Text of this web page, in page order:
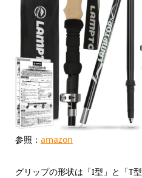
参照： amazon
グリップの形状は「I型」と「T